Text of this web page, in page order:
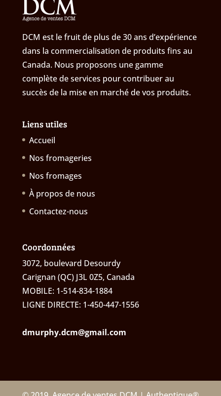
DCM est le fruit de plus de 30 ans d’expérience
dans la commercialisation de produits fins au
Canada. Nous proposons une gamme
complète de services pour contribuer au
succès de la mise en marché de vos produits.
Liens utiles
Accueil
Nos fromageries
Nos fromages
À propos de nous
Contactez-nous
Coordonnées
3072, boulevard Desourdy
Carignan (QC) J3L 0Z5, Canada
MOBILE: 1-514-834-1884
LIGNE DIRECTE: 1-450-447-1556
dmurphy.dcm@gmail.com